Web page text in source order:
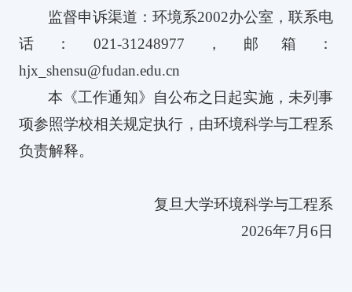
监督申诉渠道：环境系2002办公室，联系电
话： 021-31248977 ，邮箱：
hjx_shensu@fudan.edu.cn
本《工作通知》自公布之日起实施，未列事
项参照学校相关规定执行，由环境科学与工程系
负责解释。
复旦大学环境科学与工程系
2026年7月6 日